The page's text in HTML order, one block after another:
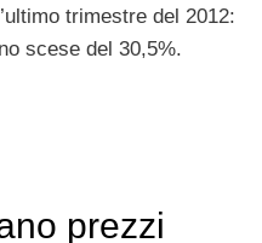
trimestre del 2012:
scese del 30,5%.
prezzi